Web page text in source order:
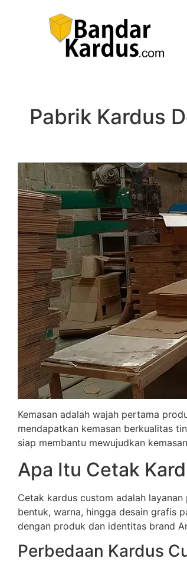
Pabrik Kardus
Kemasan adalah wajah pertama
mendapatkan kemasan berkualitas
siap membantu mewujudkan
Apa Itu Cetak
Cetak kardus custom adalah
bentuk, warna, hingga desain grafis
dengan produk dan identitas brand
Perbedaan Kardus